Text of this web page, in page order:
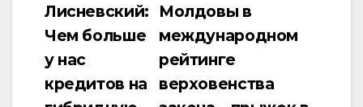
по
Молдовы в
международном
рейтинге
верховенства
Лисневский:
Чем больше
у нас
кредитов на